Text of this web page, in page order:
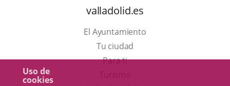
Uso de
cookies
valladolid.es
El Ayuntamiento
Tu ciudad
Para ti